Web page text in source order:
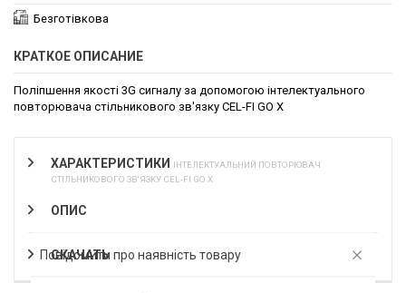
Повідомити про наявність товару
Безготівкова
КРАТКОЕ ОПИСАНИЕ
Поліпшення якості 3G сигналу за допомогою інтелектуального
повторювача стільникового зв'язку CEL-FI GO X
ХАРАКТЕРИСТИКИ
ІНТЕЛЕКТУАЛЬНИЙ ПОВТОРЮВАЧ
СТІЛЬНИКОВОГО ЗВ'ЯЗКУ CEL-FI GO X
ОПИС
СКАЧАТЬ